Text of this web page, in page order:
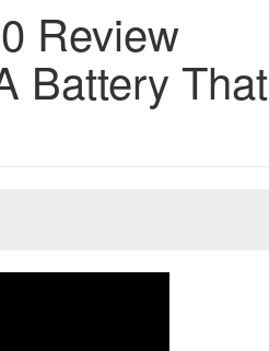
Review
Battery That